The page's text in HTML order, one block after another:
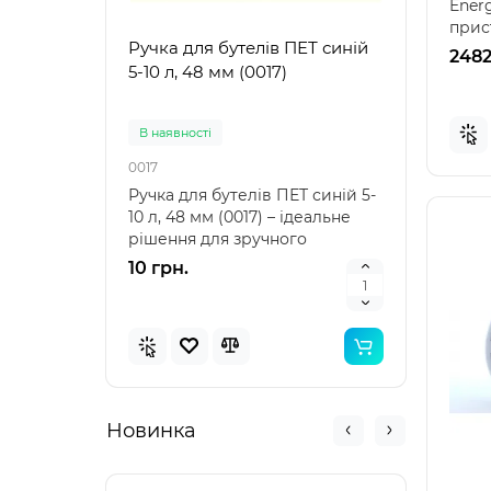
Ручка для бутелів ПЕТ синій
5-10 л, 48 мм (0017)
В наявностi
0017
Ручка для бутелів ПЕТ синій 5-
10 л, 48 мм (0017) – ідеальне
рішення для зручного
транспортування Ру..
10 грн.
5-
В
10
Новинка